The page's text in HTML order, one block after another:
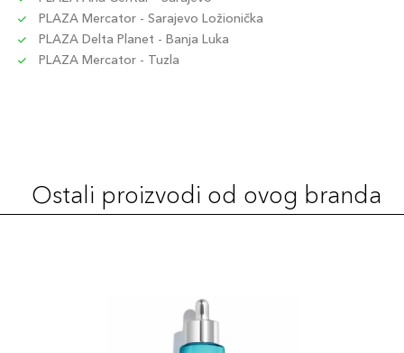
PLAZA Mercator - Sarajevo Ložionička
PLAZA Delta Planet - Banja Luka
PLAZA Mercator - Tuzla
Ostali proizvodi od ovog branda